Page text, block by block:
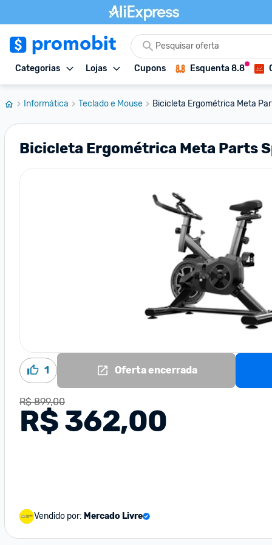
Categorias Lojas Cupons Esquenta 8.8
Informática Teclado e Mouse Bicicleta Ergométrica Meta
Bicicleta Ergométrica Meta Parts
1 Oferta encerrada
R$ 899,00
R$ 362,00
Vendido por: Mercado Livre